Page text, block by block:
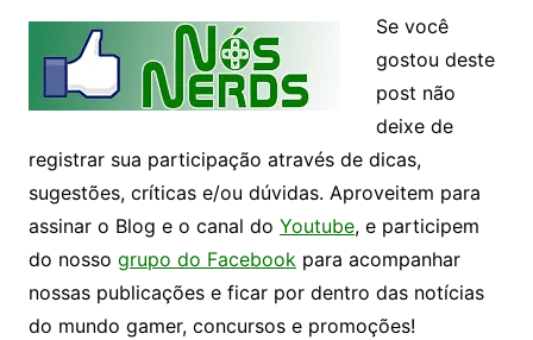
Se você
gostou deste
post não
deixe de
registrar sua participação através de dicas,
sugestões, críticas e/ou dúvidas. Aproveitem para
assinar o Blog e o canal do Youtube, e participem
do nosso grupo do Facebook para acompanhar
nossas publicações e ficar por dentro das notícias
do mundo gamer, concursos e promoções!